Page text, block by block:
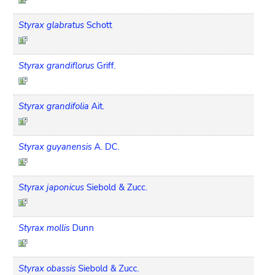
Styrax glabratus Schott
Styrax grandiflorus Griff.
Styrax grandifolia Ait.
Styrax guyanensis A. DC.
Styrax japonicus Siebold & Zucc.
Styrax mollis Dunn
Styrax obassis Siebold & Zucc.